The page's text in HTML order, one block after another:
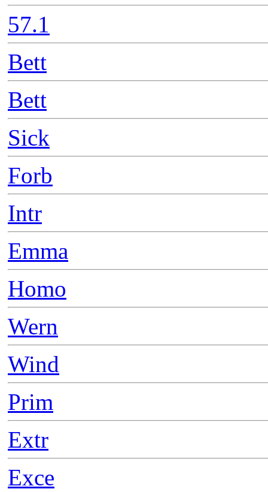
57.1
Bett
Bett
Sick
Forb
Intr
Emma
Homo
Wern
Wind
Prim
Extr
Exce